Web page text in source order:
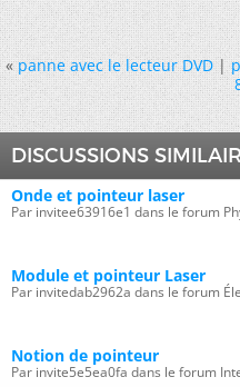
« panne avec le lecteur DVD|
DISCUSSIONS
Onde et pointeur laser
Par invitee63916e1 dans le forum
Module et pointeur Laser
Par invitedab2962a dans le forum
Notion de pointeur
Par invite5e5ea0fa dans le forum